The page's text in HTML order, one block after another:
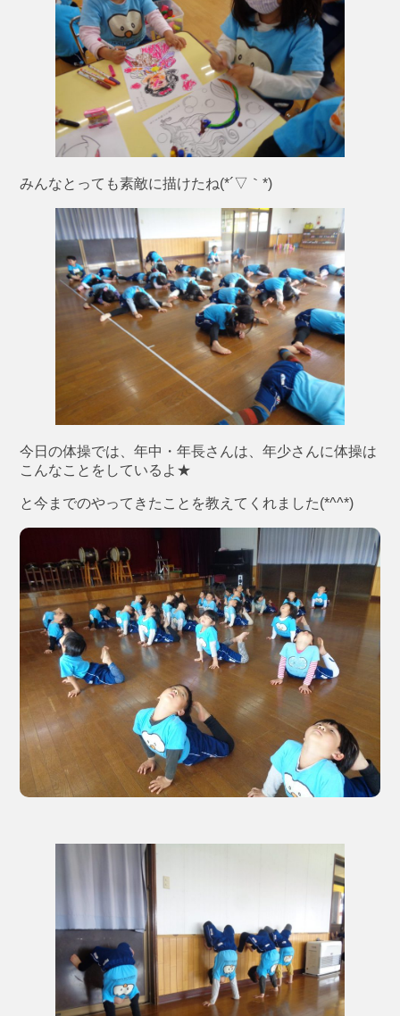
みんなとっても素敵に描けたね(*´▽｀*)
今日の体操では、年中・年長さんは、年少さんに体操は
こんなことをしているよ★
と今までのやってきたことを教えてくれました(*^^*)